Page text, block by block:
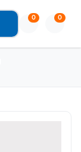
0 0